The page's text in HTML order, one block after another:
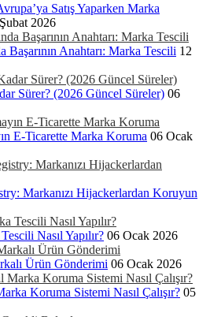
Satış Yaparken Marka
2026
Başarının Anahtarı: Marka Tescili 12
Sürer? (2026 Güncel Süreler) 06
E-Ticarette Marka Koruma 06 Ocak
Markanızı Hijackerlardan Koruyun
Nasıl Yapılır? 06 Ocak 2026
Ürün Gönderimi 06 Ocak 2026
Koruma Sistemi Nasıl Çalışır? 05